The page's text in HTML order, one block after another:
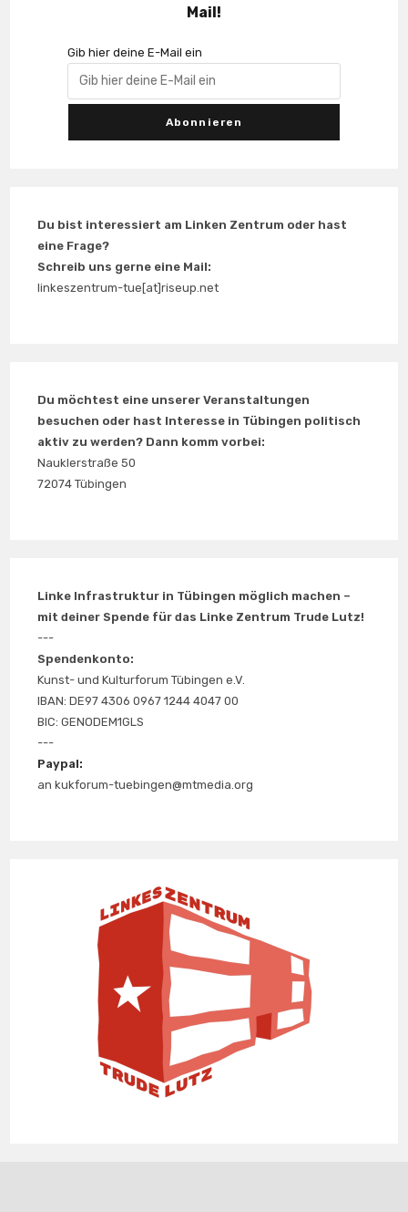
Mail!
Gib hier deine E-Mail ein
Du bist interessiert am Linken Zentrum oder hast
eine Frage?
Schreib uns gerne eine Mail:
linkeszentrum-tue[at]riseup.net
Du möchtest eine unserer Veranstaltungen
besuchen oder hast Interesse in Tübingen politisch
aktiv zu werden? Dann komm vorbei:
Nauklerstraße 50
72074 Tübingen
Linke Infrastruktur in Tübingen möglich machen –
mit deiner Spende für das Linke Zentrum Trude Lutz!
---
Spendenkonto:
Kunst- und Kulturforum Tübingen e.V.
IBAN: DE97 4306 0967 1244 4047 00
BIC: GENODEM1GLS
---
Paypal:
an kukforum-tuebingen@mtmedia.org